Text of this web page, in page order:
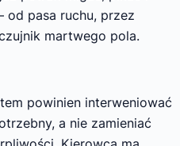
od pasa ruchu, przez
martwego pola.
powinien interweniować
a nie zamieniać